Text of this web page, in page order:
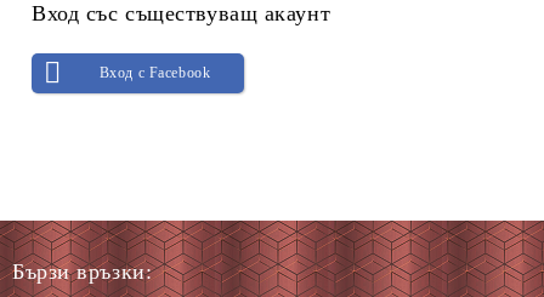
Вход със съществуващ акаунт
Вход с Facebook
Бързи връзки: